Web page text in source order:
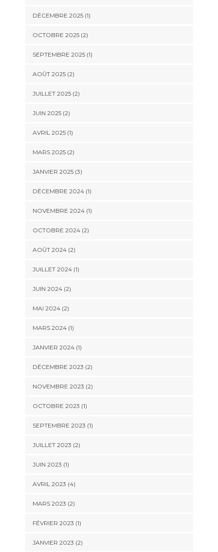
DÉCEMBRE 2025(1)
OCTOBRE 2025(2)
SEPTEMBRE 2025(1)
AOÛT 2025(2)
JUILLET 2025(2)
JUIN 2025(2)
AVRIL 2025(1)
MARS 2025(2)
JANVIER 2025(3)
DÉCEMBRE 2024(1)
NOVEMBRE 2024(1)
OCTOBRE 2024(2)
AOÛT 2024(2)
JUILLET 2024(1)
JUIN 2024(2)
MAI 2024(2)
MARS 2024(1)
JANVIER 2024(1)
DÉCEMBRE 2023 (2)
NOVEMBRE 2023 (2)
OCTOBRE 2023 (1)
SEPTEMBRE 2023 (1)
JUILLET 2023 (2)
JUIN 2023 (1)
AVRIL 2023 (4)
MARS 2023 (2)
FÉVRIER 2023 (1)
JANVIER 2023 (2)